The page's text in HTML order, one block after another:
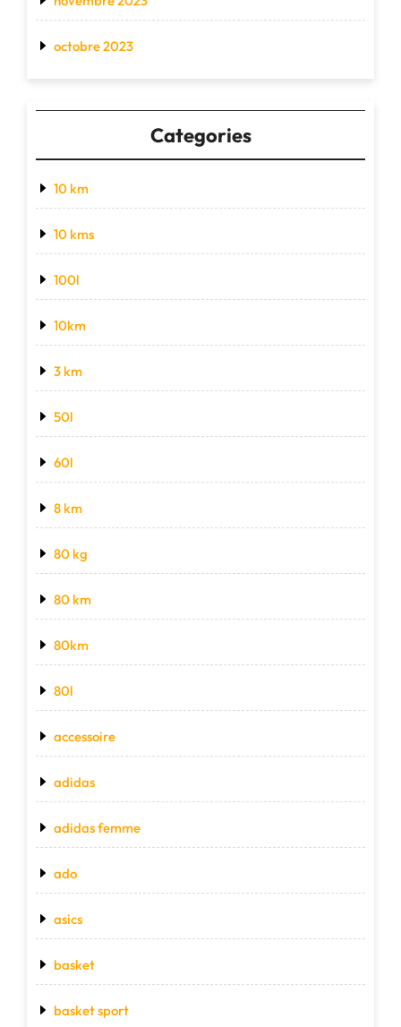
octobre 2023
Categories
10 km
10 kms
100l
10km
3 km
50l
60l
8 km
80 kg
80 km
80km
80l
accessoire
adidas
adidas femme
ado
asics
basket
basket sport